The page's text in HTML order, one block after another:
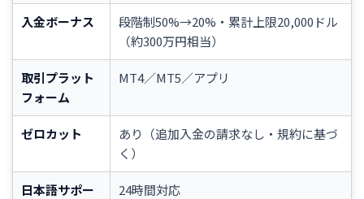
入金ボーナス
段階制50%→20%・累計上限20,000ドル
（約300万円相当）
取引プラット
フォーム
MT4／MT5／アプリ
ゼロカット
あり（追加入金の請求なし・規約に基づ
く）
日本語サポー
24時間対応